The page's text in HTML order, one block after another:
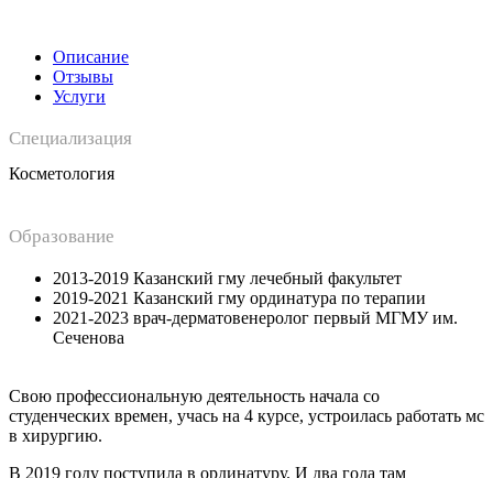
Описание
Отзывы
Услуги
Специализация
Косметология
Образование
2013-2019 Казанский гму лечебный факультет
2019-2021 Казанский гму ординатура по терапии
2021-2023 врач-дерматовенеролог первый МГМУ им.
Сеченова
Свою профессиональную деятельность начала со
студенческих времен, учась на 4 курсе, устроилась работать мс
в хирургию.
В 2019 году поступила в ординатуру. И два года там